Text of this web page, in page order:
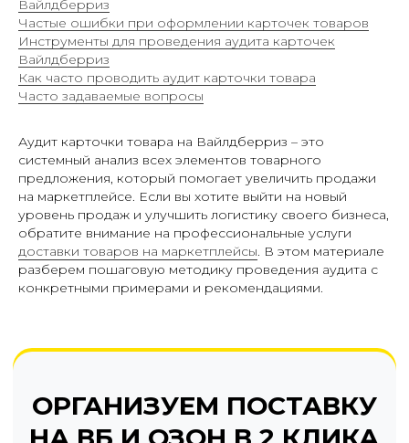
Вайлдберриз
Частые ошибки при оформлении карточек товаров
Инструменты для проведения аудита карточек
Вайлдберриз
Как часто проводить аудит карточки товара
Часто задаваемые вопросы
Аудит карточки товара на Вайлдберриз – это
системный анализ всех элементов товарного
предложения, который помогает увеличить продажи
на маркетплейсе. Если вы хотите выйти на новый
уровень продаж и улучшить логистику своего бизнеса,
обратите внимание на профессиональные услуги
доставки товаров на маркетплейсы. В этом материале
разберем пошаговую методику проведения аудита с
конкретными примерами и рекомендациями.
НА ВБ И ОЗОН В 2 КЛИКА
ЗАКАЗАТЬ ОБРАТНЫЙ ЗВОНОК
Вы всегда можете перезвонить
нам по телефону
+7 (961) 526-25-32